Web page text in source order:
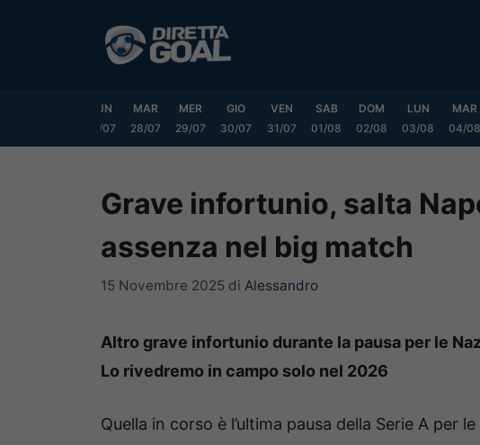
LUN
27/07
MAR
28/07
MER
29/07
GIO
30/07
VEN
31/07
SAB
01/08
DOM
02/08
LUN
03/08
MAR
04/08
Grave infortunio, salta
assenza nel big match
15 Novembre 2025 di Alessandro
Altro grave infortunio durante la pausa per le
Lo rivedremo in campo solo nel 2026
Quella in corso è l’ultima pausa della Serie A per